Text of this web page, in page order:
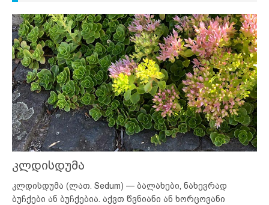
კლდისდუმა
კლდისდუმა (ლათ. Sedum) — ბალახები, ნახევრად
ბუჩქები ან ბუჩქებია. აქვთ წვნიანი ან ხორცოვანი